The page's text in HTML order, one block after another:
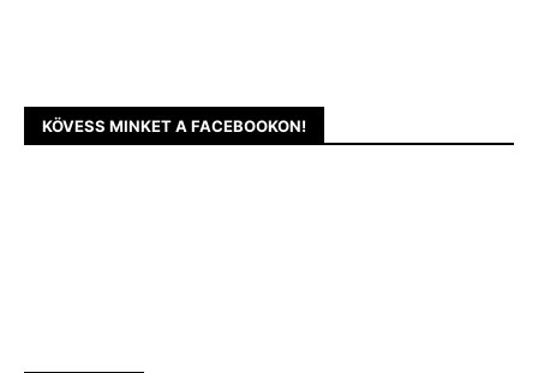
KÖVESS MINKET A FACEBOOKON!